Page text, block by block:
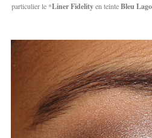
particulier le *Liner Fidelityen teinteBleu